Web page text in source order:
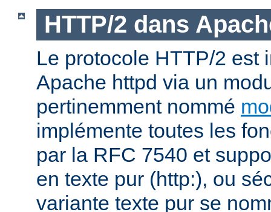
HTTP/2 dans
Le protocole HTTP/2 est
Apache httpd via un
pertinemment nommé
implémente toutes les
par la RFC 7540 et
en texte pur (http:), ou
variante texte pur se